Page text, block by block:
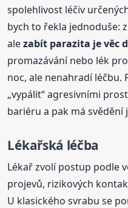
spolehlivost léčiv
bych to řekla jednoduše:
alezabít parazita je věc
promazávání nebo lék
noc, ale nenahradí léčbu.
„vypálit“ agresivními
bariéru a pak má svědění
Lékařská léčba
Lékař zvolí postup podle
projevů, rizikových
U klasického svrabu se